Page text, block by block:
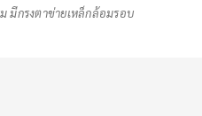
มีกรงตาข่ายเหล็กล้อมรอบ